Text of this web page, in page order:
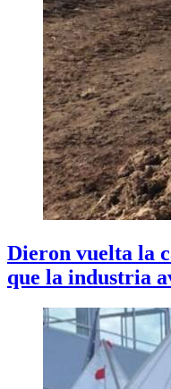
Dieron vuelta la
que la industria